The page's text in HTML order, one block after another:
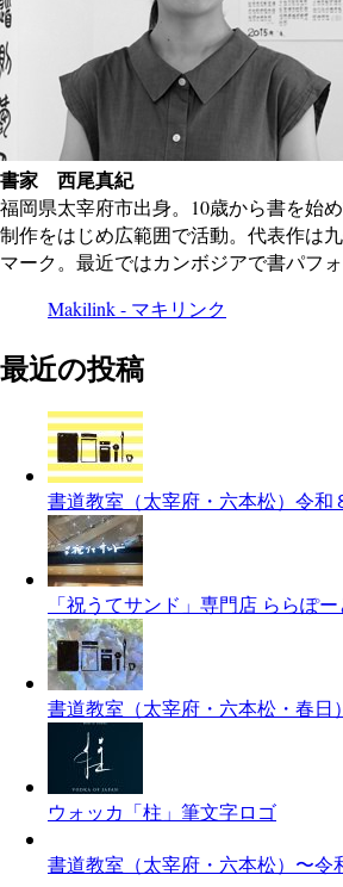
書家 西尾真紀
福岡県太宰府市出身。10歳から書を始
制作をはじめ広範囲で活動。代表作は
マーク。最近ではカンボジアで書パフォ
Makilink - マキリンク
最近の投稿
書道教室（太宰府・六本松）令和
「祝うてサンド」専門店 ららぽー
書道教室（太宰府・六本松・春日
ウォッカ「柱」筆文字ロゴ
書道教室（太宰府・六本松）〜令